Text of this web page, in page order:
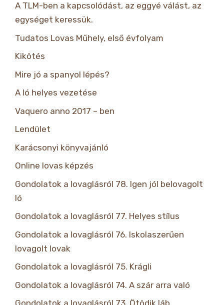
A TLM-ben a kapcsolódást, az eggyé válást, az
egységet keressük.
Tudatos Lovas Műhely, első évfolyam
Kikötés
Mire jó a spanyol lépés?
A ló helyes vezetése
Vaquero anno 2017 – ben
Lendület
Karácsonyi könyvajánló
Online lovas képzés
Gondolatok a lovaglásról 78. Igen jól belovagolt
ló
Gondolatok a lovaglásról 77. Helyes stílus
Gondolatok a lovaglásról 76. Iskolaszerűen
lovagolt lovak
Gondolatok a lovaglásról 75. Krágli
Gondolatok a lovaglásról 74. A szár arra való
Gondolatok a lovaglásról 73. Ötödik láb